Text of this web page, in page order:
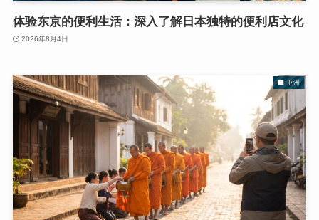
体验东京的便利生活：深入了解日本独特的便利店文化
2026年8月4日
亚洲